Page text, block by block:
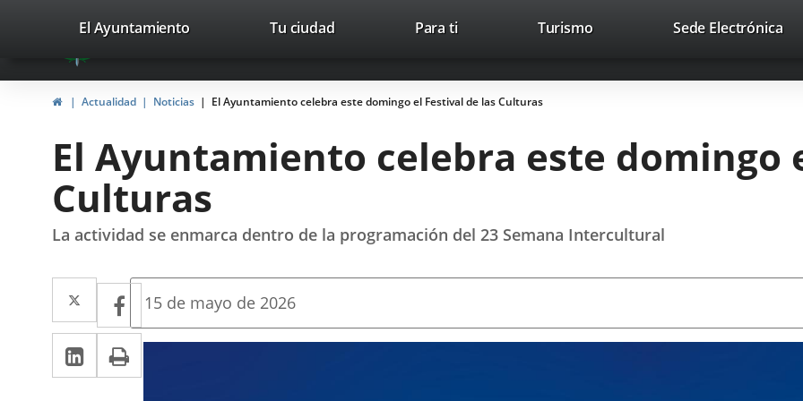
Portal
Web
del
Valladolid
avaTop Trabaja con nosotros
valladolid.es
El Ayuntamiento Tu ciudad Para ti TurismoEste
abrirá
ventana
nueva.
Sede Electrónica
InicioActualidad Noticias El Ayuntamiento celebra este domingo el Festival de las Culturas
El Ayuntamiento celebra este domingo
Culturas
La actividad se enmarca dentro de la programación del 23 Semana Intercultural
Twitter
Enlace
a
una
aplicación
Facebook
Enlace
a
una
LinkedIn
Enlace
a
Imprimir
Fecha
la
15 de mayo de 2026